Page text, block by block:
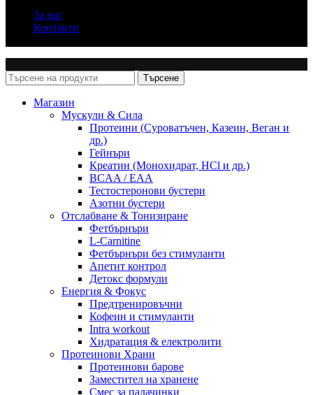
За нас
Контакти
Търсене
Магазин
Мускули & Сила
Протеини (Суроватъчен, Казеин, Веган и
др.)
Гейнъри
Креатин (Монохидрат, HCl и др.)
BCAA / EAA
Тестостеронови бустери
Азотни бустери
Отслабване & Тонизиране
Фетбърнъри
L-Carnitine
Фетбърнъри без стимуланти
Апетит контрол
Детокс формули
Енергия & Фокус
Предтренировъчни
Кофеин и стимуланти
Intra workout
Хидратация & електролити
Протеинови Храни
Протеинови барове
Заместител на хранене
Смес за палачинки